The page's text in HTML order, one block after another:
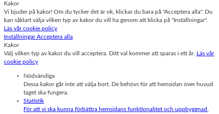
Kakor
Vi bjuder på kakor! Om du tycker det är ok, klickar du bara på "Acceptera alla". Du
kan såklart välja vilken typ av kakor du vill ha genom att klicka på "Inställningar".
Läs vår cookie policy
InställningarAcceptera alla
Kakor
Välj vilken typ av kakor du vill acceptera. Ditt val kommer att sparas i ett år.
Läs vår
cookie policy
Nödvändiga
Dessa kakor går inte att välja bort. De behövs för att hemsidan över huvud
taget ska fungera.
Statistik
För att vi ska kunna förbättra hemsidans funktionalitet och uppbyggnad,